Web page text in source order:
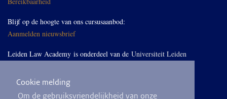
Cookie melding
Om de gebruiksvriendelijkheid van onze
Blijf op de hoogte van ons cursusaanbod:
Aanmelden nieuwsbrief
Leiden Law Academy is onderdeel van de Universiteit Leiden
Volg ons op LinkedIn